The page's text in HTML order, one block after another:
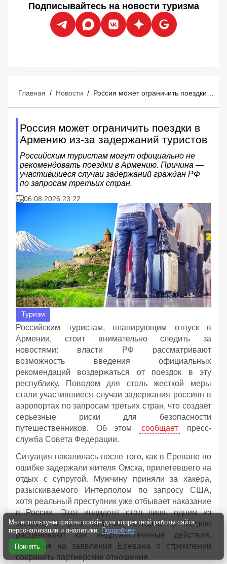
Подписывайтесь на новости туризма
Главная / Новости /
Россия может ограничить поездки в
Армению из-за задержаний туристов
Российским туристам могут официально не
рекомендовать поездки в Армению. Причина —
участившиеся случаи задержаний граждан РФ
по запросам третьих стран.
06.08.2026 23:22
Туризм
Российским туристам, планирующим отпуск в
Армении, стоит внимательно следить за
новостями: власти РФ рассматривают
возможность введения официальных
рекомендаций воздержаться от поездок в эту
республику. Поводом для столь жесткой меры
стали участившиеся случаи задержания россиян в
аэропортах по запросам третьих стран, что создает
серьезные риски для безопасности
путешественников. Об этом
сообщает
пресс-
служба Совета Федерации.
Ситуация накалилась после того, как в Ереване по
ошибке задержали жителя Омска, прилетевшего на
отдых с супругой. Мужчину приняли за хакера,
разыскиваемого Интерполом по запросу США,
хотя реальный преступник уже отбывает наказание
в России. Этот инцидент стал лишь одним из
звеньев в цепи событий, которые в Москве
расценивают как недружественные действия,
несмотря на заявления Еревана о стремлении
сохранить партнерские отношения.
Мы используем файлы cookie для корректной работы сайта,
персонализации и аналитики. Подробнее
Принять